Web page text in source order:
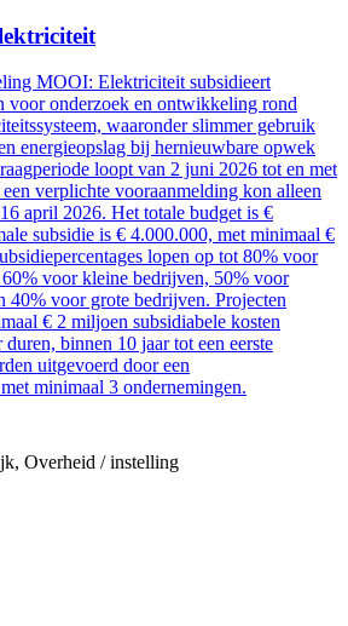
MOOI: Elektriciteit subsidieert
voor onderzoek en ontwikkeling rond
waaronder slimmer gebruik
energieopslag bij hernieuwbare opwek
loopt van 2 juni 2026 tot en met
verplichte vooraanmelding kon alleen
april 2026. Het totale budget is €
subsidie is € 4.000.000, met minimaal €
lopen op tot 80% voor
60% voor kleine bedrijven, 50% voor
40% voor grote bedrijven. Projecten
€ 2 miljoen subsidiabele kosten
binnen 10 jaar tot een eerste
uitgevoerd door een
minimaal 3 ondernemingen.
Overheid / instelling